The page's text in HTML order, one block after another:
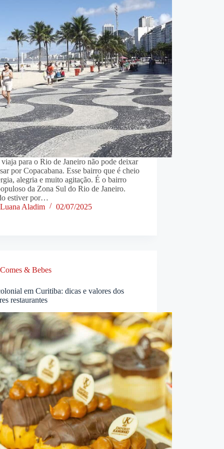
para o Rio de Janeiro não pode deixar
por Copacabana. Esse bairro que é cheio
alegria e muito agitação. É o bairro
da Zona Sul do Rio de Janeiro.
estiver por…
Luana Aladim
02/07/2025
Comes & Bebes
em Curitiba: dicas e valores dos
restaurantes